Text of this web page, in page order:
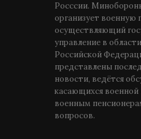
Росссии.
организует военную
осуществляющий
управление в
Российской
представлены
новости, ведётся
касающихся военной
военным
вопросов.